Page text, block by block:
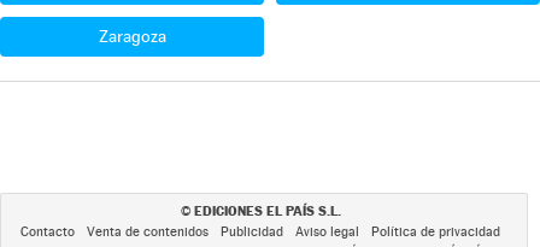
Zaragoza
© EDICIONES EL PAÍS S.L.
Contacto Venta de contenidos Publicidad Aviso legal
Política de privacidad